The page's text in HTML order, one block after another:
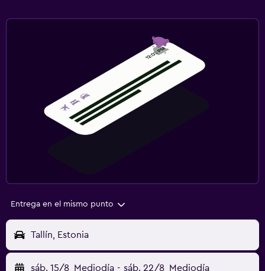
Entrega en el mismo punto
Tallín, Estonia
sáb. 15/8 Mediodía - sáb. 22/8 Mediodía